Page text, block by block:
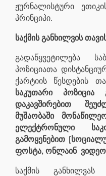
ჟურნალისტური
პრინციპი.
საქმის განხილვის
გადაწყვეტილება
პოზიციათა
ქარტიის წესდების
საკუთარი პოზიცია
დაკავშირებით
მუშაობაში
ელექტრონული
გამოყენებით
ფოსტა, ონლაინ ვიდეო
საქმის